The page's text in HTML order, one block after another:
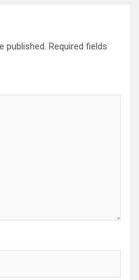
published. Required fields